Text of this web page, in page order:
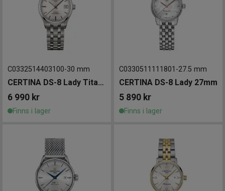
C0332514403100-30 mm
CERTINA DS-8 Lady Titanium 30mm
6 990 kr
Finns i lager
C0330511111801 -27.5 mm
CERTINA DS-8 Lady 27mm
5 890 kr
Finns i lager